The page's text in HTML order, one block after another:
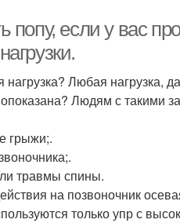
попу, если у вас
нагрузка? Любая нагрузка,
Людям с такими
грыжи;.
травмы спины.
на позвоночник
только упр с